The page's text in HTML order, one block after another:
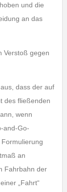
und die
an das
Verstoß gegen
dass der auf
des fließenden
wenn
and-Go-
an
Fahrbahn der
„Fahrt“